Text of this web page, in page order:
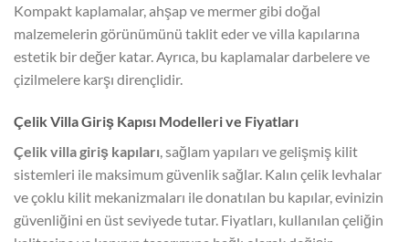
Kompakt kaplamalar, ahşap ve mermer gibi doğal
malzemelerin görünümünü taklit eder ve villa kapılarına
estetik bir değer katar. Ayrıca, bu kaplamalar darbelere ve
çizilmelere karşı dirençlidir.
Çelik Villa Giriş Kapısı Modelleri ve Fiyatları
Çelik villa giriş kapıları, sağlam yapıları ve gelişmiş kilit
sistemleri ile maksimum güvenlik sağlar. Kalın çelik levhalar
ve çoklu kilit mekanizmaları ile donatılan bu kapılar, evinizin
güvenliğini en üst seviyede tutar. Fiyatları, kullanılan çeliğin